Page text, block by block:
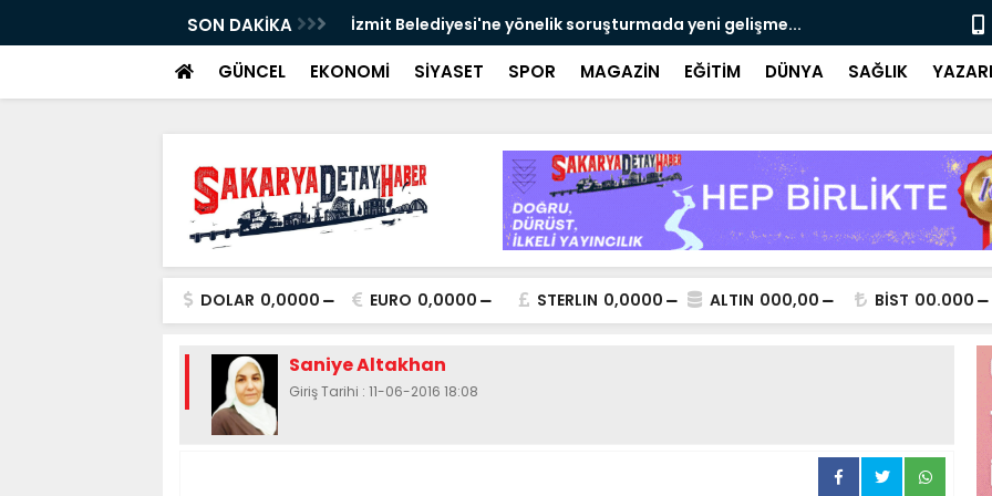
SON DAKİKA İzmit Belediyesi'ne yönelik soruşturmada yeni gelişme... Çalışma,
GÜNCEL EKONOMİ SİYASET SPOR MAGAZİN EĞİTİM DÜNYA SAĞLIK
DOLAR 0,0000 EURO 0,0000 STERLIN 0,0000 ALTIN 000,00 BİST 00.000
Saniye Altakhan
Giriş Tarihi : 11-06-2016 18:08